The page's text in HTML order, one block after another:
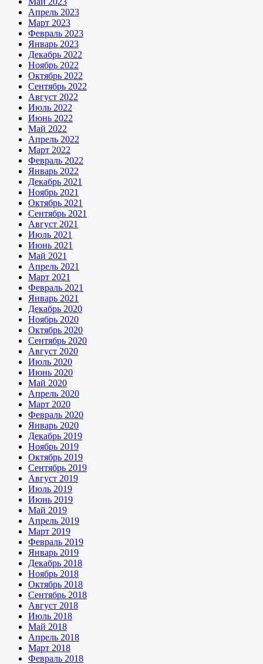
Апрель 2023
Март 2023
Февраль 2023
Январь 2023
Декабрь 2022
Ноябрь 2022
Октябрь 2022
Сентябрь 2022
Август 2022
Июль 2022
Июнь 2022
Май 2022
Апрель 2022
Март 2022
Февраль 2022
Январь 2022
Декабрь 2021
Ноябрь 2021
Октябрь 2021
Сентябрь 2021
Август 2021
Июль 2021
Июнь 2021
Май 2021
Апрель 2021
Март 2021
Февраль 2021
Январь 2021
Декабрь 2020
Ноябрь 2020
Октябрь 2020
Сентябрь 2020
Август 2020
Июль 2020
Июнь 2020
Май 2020
Апрель 2020
Март 2020
Февраль 2020
Январь 2020
Декабрь 2019
Ноябрь 2019
Октябрь 2019
Сентябрь 2019
Август 2019
Июль 2019
Июнь 2019
Май 2019
Апрель 2019
Март 2019
Февраль 2019
Январь 2019
Декабрь 2018
Ноябрь 2018
Октябрь 2018
Сентябрь 2018
Август 2018
Июль 2018
Май 2018
Апрель 2018
Март 2018
Февраль 2018